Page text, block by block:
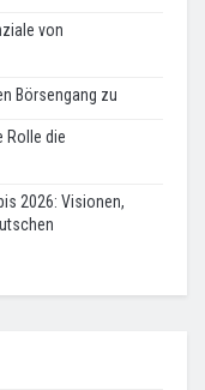
von
Börsengang zu
Rolle die
2026: Visionen,